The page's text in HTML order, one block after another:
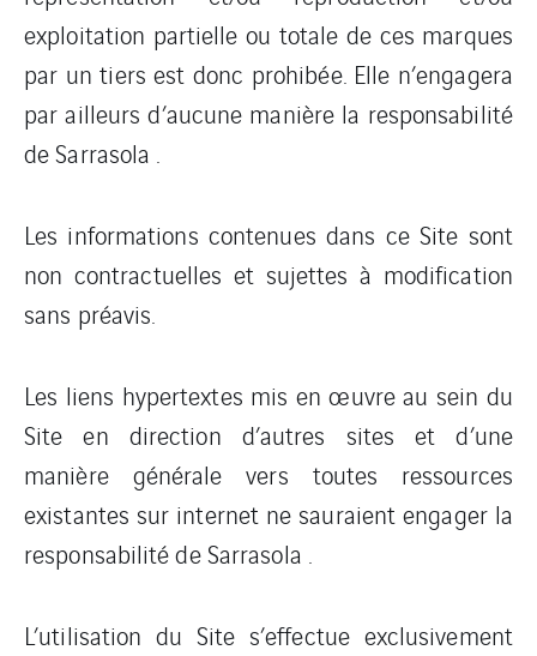
exploitation partielle ou totale de ces marques
par un tiers est donc prohibée. Elle n’engagera
par ailleurs d’aucune manière la responsabilité
de Sarrasola .
Les informations contenues dans ce Site sont
non contractuelles et sujettes à modification
sans préavis.
Les liens hypertextes mis en œuvre au sein du
Site en direction d’autres sites et d’une
manière générale vers toutes ressources
existantes sur internet ne sauraient engager la
responsabilité de Sarrasola .
L’utilisation du Site s’effectue exclusivement